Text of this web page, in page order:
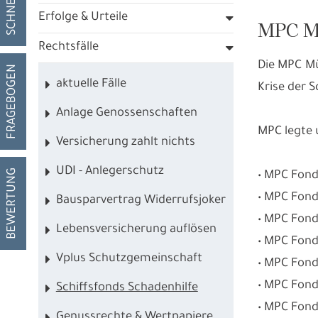
FRAGEBOGEN
BEWERTUNG
Erfolge & Urteile
Rechtsfälle
aktuelle Fälle
Anlage Genossenschaften
Versicherung zahlt nichts
UDI - Anlegerschutz
Bausparvertrag Widerrufsjoker
Lebensversicherung auflösen
Vplus Schutzgemeinschaft
Schiffsfonds Schadenhilfe
MPC
Die MPC
Krise der
MPC
• MPC
• MPC
• MPC
• MPC
• MPC
• MPC
• MPC